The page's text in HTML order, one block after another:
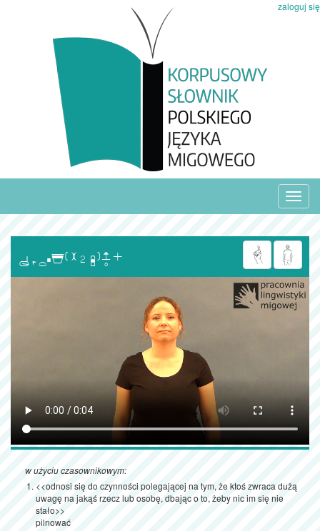
zaloguj się

w użyciu czasownikowym:
<<odnosi się do czynności polegającej na tym, że ktoś zwraca dużą
uwagę na jakąś rzecz lub osobę, dbając o to, żeby nic im się nie
stało>>
pilnować